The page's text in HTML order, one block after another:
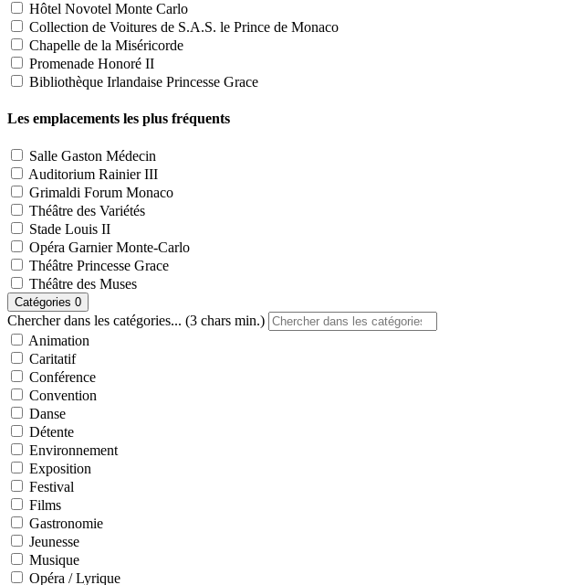
Hôtel Novotel Monte Carlo
Collection de Voitures de S.A.S. le Prince de Monaco
Chapelle de la Miséricorde
Promenade Honoré II
Bibliothèque Irlandaise Princesse Grace
Les emplacements les plus fréquents
Salle Gaston Médecin
Auditorium Rainier III
Grimaldi Forum Monaco
Théâtre des Variétés
Stade Louis II
Opéra Garnier Monte-Carlo
Théâtre Princesse Grace
Théâtre des Muses
Catégories 0
Chercher dans les catégories... (3 chars min.)
Animation
Caritatif
Conférence
Convention
Danse
Détente
Environnement
Exposition
Festival
Films
Gastronomie
Jeunesse
Musique
Opéra / Lyrique